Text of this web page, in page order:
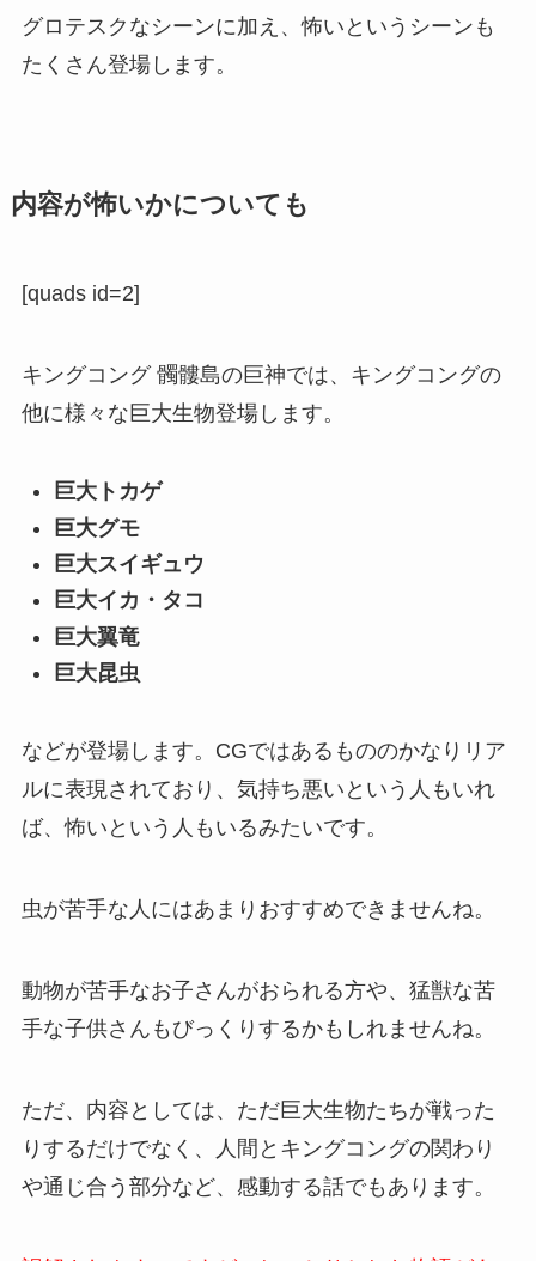
グロテスクなシーンに加え、怖いというシーンも
たくさん登場します。
内容が怖いかについても
[quads id=2]
キングコング 髑髏島の巨神では、キングコングの
他に様々な巨大生物登場します。
巨大トカゲ
巨大グモ
巨大スイギュウ
巨大イカ・タコ
巨大翼竜
巨大昆虫
などが登場します。CGではあるもののかなりリア
ルに表現されており、気持ち悪いという人もいれ
ば、怖いという人もいるみたいです。
虫が苦手な人にはあまりおすすめできませんね。
動物が苦手なお子さんがおられる方や、猛獣な苦
手な子供さんもびっくりするかもしれませんね。
ただ、内容としては、ただ巨大生物たちが戦った
りするだけでなく、人間とキングコングの関わり
や通じ合う部分など、感動する話でもあります。